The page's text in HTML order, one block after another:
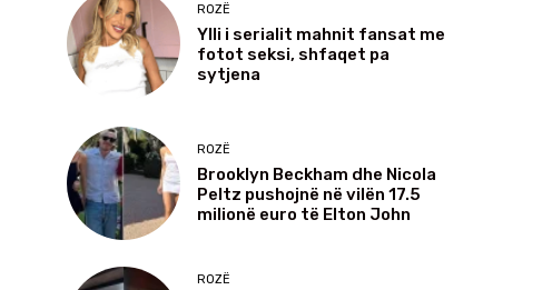
ROZË
Ylli i serialit mahnit fansat me
fotot seksi, shfaqet pa
sytjena
ROZË
Brooklyn Beckham dhe Nicola
Peltz pushojnë në vilën 17.5
milionë euro të Elton John
ROZË